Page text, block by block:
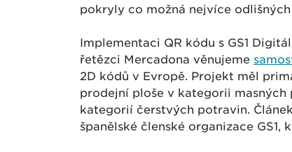
pokryly co možná nejvíce
Implementaci QR kódu s GS1
řetězci Mercadona věnujeme
2D kódů v Evropě. Projekt měl
prodejní ploše v kategorii masných
kategorií čerstvých potravin.
španělské členské organizace